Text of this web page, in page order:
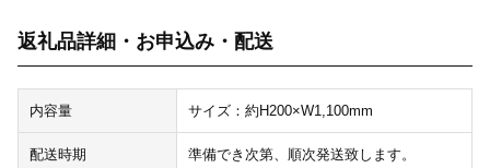
返礼品詳細・お申込み・配送
内容量 サイズ：約H200×W1,100mm
配送時期 準備でき次第、順次発送致します。